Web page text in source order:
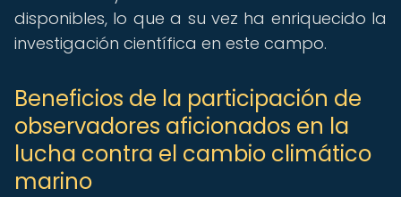
disponibles, lo que a su vez ha enriquecido la
investigación científica en este campo.
Beneficios de la participación de
observadores aficionados en la
lucha contra el cambio climático
marino